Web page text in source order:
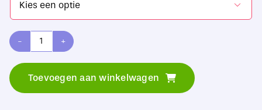

Tee
Richmond
Toevoegen aan winkelwagen